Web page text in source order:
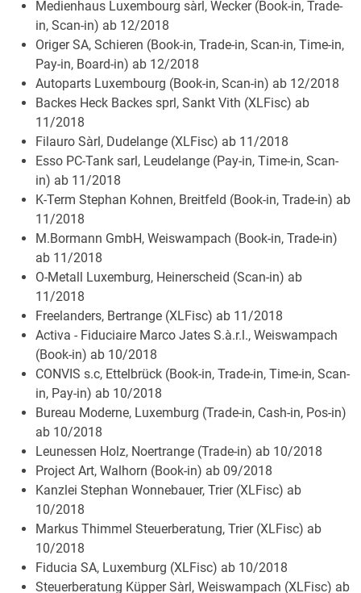
Medienhaus Luxembourg sàrl, Wecker (Book-in, Trade-
in, Scan-in) ab 12/2018
Origer SA, Schieren (Book-in, Trade-in, Scan-in, Time-in,
Pay-in, Board-in) ab 12/2018
Autoparts Luxembourg (Book-in, Scan-in) ab 12/2018
Backes Heck Backes sprl, Sankt Vith (XLFisc) ab
11/2018
Filauro Sàrl, Dudelange (XLFisc) ab 11/2018
Esso PC-Tank sarl, Leudelange (Pay-in, Time-in, Scan-
in) ab 11/2018
K-Term Stephan Kohnen, Breitfeld (Book-in, Trade-in) ab
11/2018
M.Bormann GmbH, Weiswampach (Book-in, Trade-in)
ab 11/2018
O-Metall Luxemburg, Heinerscheid (Scan-in) ab
11/2018
Freelanders, Bertrange (XLFisc) ab 11/2018
Activa - Fiduciaire Marco Jates S.à.r.l., Weiswampach
(Book-in) ab 10/2018
CONVIS s.c, Ettelbrück (Book-in, Trade-in, Time-in, Scan-
in, Pay-in) ab 10/2018
Bureau Moderne, Luxemburg (Trade-in, Cash-in, Pos-in)
ab 10/2018
Leunessen Holz, Noertrange (Trade-in) ab 10/2018
Project Art, Walhorn (Book-in) ab 09/2018
Kanzlei Stephan Wonnebauer, Trier (XLFisc) ab
10/2018
Markus Thimmel Steuerberatung, Trier (XLFisc) ab
10/2018
Fiducia SA, Luxemburg (XLFisc) ab 10/2018
Steuerberatung Küpper Sàrl, Weiswampach (XLFisc) ab